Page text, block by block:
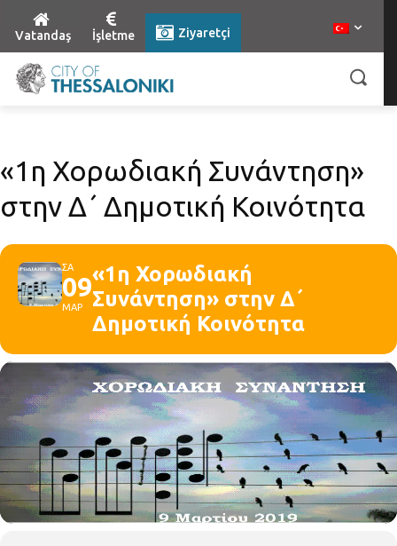
Vatandaş İşletme Ziyaretçi
«1η Χορωδιακή Συνάντηση»
στην Δ΄ Δημοτική Κοινότητα
ΣΑ
09
ΜΑΡ
«1η Χορωδιακή
Συνάντηση» στην Δ΄
Δημοτική Κοινότητα